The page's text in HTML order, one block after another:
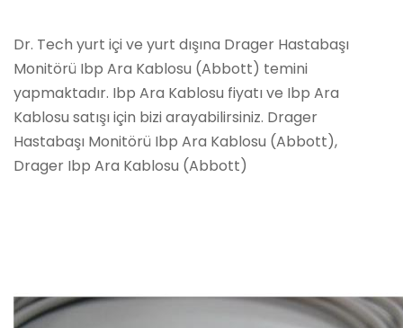
Dr. Tech yurt içi ve yurt dışına Drager Hastabaşı
Monitörü Ibp Ara Kablosu (Abbott) temini
yapmaktadır. Ibp Ara Kablosu fiyatı ve Ibp Ara
Kablosu satışı için bizi arayabilirsiniz. Drager
Hastabaşı Monitörü Ibp Ara Kablosu (Abbott),
Drager Ibp Ara Kablosu (Abbott)